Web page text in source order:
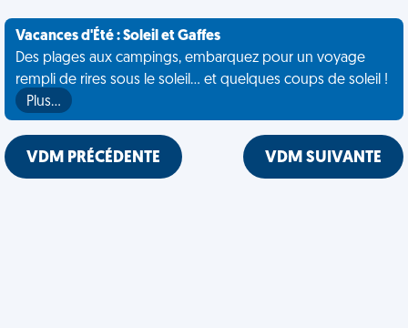
Vacances d'Été : Soleil et Gaffes
Des plages aux campings, embarquez pour un voyage
rempli de rires sous le soleil... et quelques coups de soleil !
Plus…
VDM PRÉCÉDENTE VDM SUIVANTE